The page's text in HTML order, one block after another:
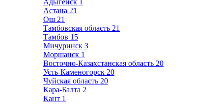
Адыгейск 1
Астана 21
Ош 21
Тамбовская область 21
Тамбов 15
Мичуринск 3
Моршанск 1
Восточно-Казахстанская область 20
Усть-Каменогорск 20
Чуйская область 20
Кара-Балта 2
Кант 1